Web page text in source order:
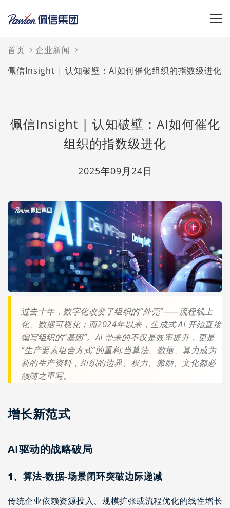
首页
企业新闻
佩信Insight | 认知破壁：AI如何催化组织的指数级进化
佩信Insight | 认知破壁：AI如何催化
组织的指数级进化
2025年09月24日
过去十年，数字化改变了组织的“外壳”——流程线上
化、数据可视化；而2024年以来，生成式 AI 开始直接
编写组织的“基因”。AI 带来的不仅是效率提升，更是
“生产要素组合方式”的重构:当算法、数据、算力成为
新的生产资料，组织的边界、权力、激励、文化都必
须随之重写。
增长新范式
AI驱动的战略破局
1、 算法-数据-场景闭环突破边际递减
传统企业依赖资源投入、规模扩张或流程优化的线性增长